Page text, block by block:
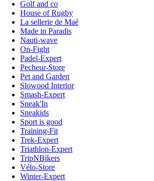
Golf and co
House of Rugby
La sellerie de Maé
Made in Paradis
Nauti-wave
On-Fight
Padel-Expert
Pecheur-Store
Pet and Garden
Slowood Interior
Smash-Expert
Sneak'In
Sneakids
Sport is good
Training-Fit
Trek-Expert
Triathlon-Expert
TripNBikers
Vélo-Store
Winter-Expert